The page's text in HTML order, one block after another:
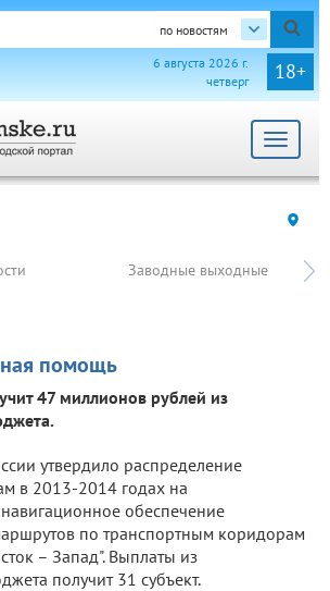
по новостям
18+
6 августа 2026 г.
четверг
Toggle
Заводные выходные
помощь
47 миллионов рублей из
утвердило распределение
в 2013-2014 годах на
обеспечение
по транспортным коридорам
– Запад". Выплаты из
получит 31 субъект.